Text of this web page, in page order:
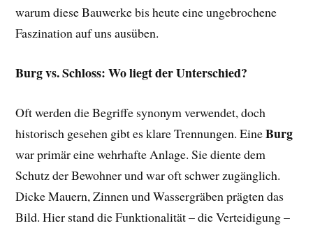
warum diese Bauwerke bis heute eine ungebrochene
Faszination auf uns ausüben.
Burg vs. Schloss: Wo liegt der Unterschied?
Oft werden die Begriffe synonym verwendet, doch
historisch gesehen gibt es klare Trennungen. EineBurg
war primär eine wehrhafte Anlage. Sie diente dem
Schutz der Bewohner und war oft schwer zugänglich.
Dicke Mauern, Zinnen und Wassergräben prägten das
Bild. Hier stand die Funktionalität – die Verteidigung –